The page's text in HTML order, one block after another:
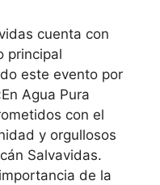
cuenta con
principal
este evento por
Agua Pura
con el
y orgullosos
Salvavidas.
de la